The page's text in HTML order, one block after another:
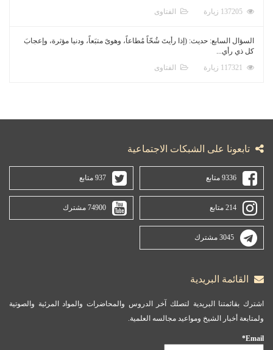
الفتاوى
السؤال السابع: حديث: (إذا رأيتَ شُحّاً مُطاعاً، وهوىً متبَعاً، ودنيا مؤثرة، وإعجابَ
كل ذي رأي...
الفتاوى
تابعونا على الشبكات الاجتماعية
9336 متابع 937 متابع
214 متابع 74900 مشترك
3045 مشترك
القائمة البريدية
اشترك بقائمتنا البريدية لتصلك آخر الدروس والمحاضرات والمواد المرئية والصوتية
ولمتابعة أخبار الشيخ ومواعيد مجالسه العلمية.
Email*